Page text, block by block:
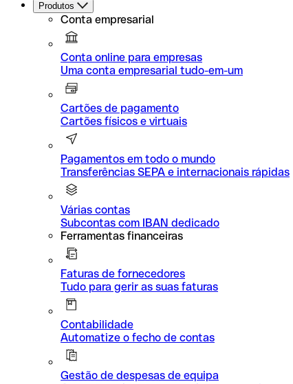
Produtos
Conta empresarial
Conta online para empresas
Uma conta empresarial tudo-em-um
Cartões de pagamento
Cartões físicos e virtuais
Pagamentos em todo o mundo
Transferências SEPA e internacionais rápidas
Várias contas
Subcontas com IBAN dedicado
Ferramentas financeiras
Faturas de fornecedores
Tudo para gerir as suas faturas
Contabilidade
Automatize o fecho de contas
Gestão de despesas de equipa